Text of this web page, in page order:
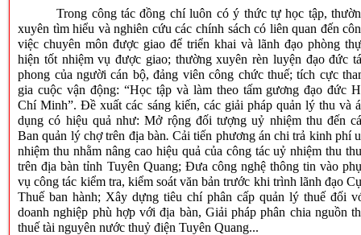
Trong công tác đồng chí luôn có ý thức tự học tập,
xuyên tìm hiểu và nghiên cứu các chính sách có liên quan đến
việc chuyên môn được giao để triển khai và lãnh đạo phòng
hiện tốt nhiệm vụ được giao; thường xuyên rèn luyện đạo đức
phong của người cán bộ, đảng viên công chức thuế; tích cực
gia cuộc vận động: “Học tập và làm theo tấm gương đạo đức
Chí Minh”. Đề xuất các sáng kiến, các giải pháp quản lý thu và
dụng có hiệu quả như: Mở rộng đối tượng uỷ nhiệm thu đến
Ban quản lý chợ trên địa bàn. Cải tiến phương án chi trả kinh phí
nhiệm thu nhằm nâng cao hiệu quả của công tác uỷ nhiệm thu
trên địa bàn tỉnh Tuyên Quang; Đưa công nghệ thông tin vào
vụ công tác kiểm tra, kiểm soát văn bản trước khi trình lãnh đạo
Thuế ban hành; Xây dựng tiêu chí phân cấp quản lý thuế đối
doanh nghiệp phù hợp với địa bàn, Giải pháp phân chia nguồn
thuế tài nguyên nước thuỷ điện Tuyên Quang...